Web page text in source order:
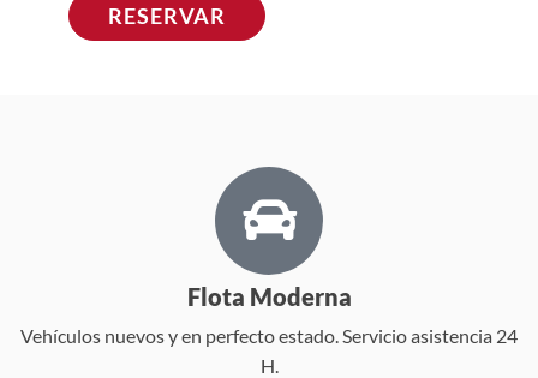
RESERVAR
Flota Moderna
Vehículos nuevos y en perfecto estado. Servicio asistencia 24
H.